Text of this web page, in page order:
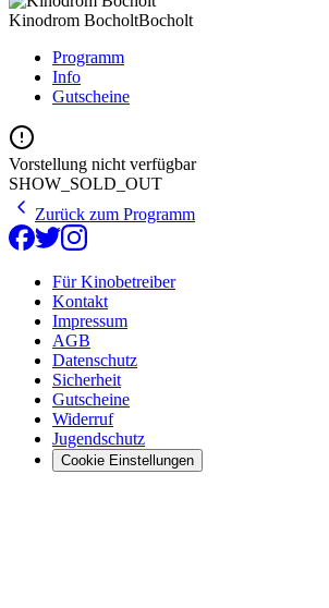
Kinodrom BocholtBocholt
Programm
Info
Gutscheine
Vorstellung nicht verfügbar
SHOW_SOLD_OUT
Zurück zum Programm
Für Kinobetreiber
Kontakt
Impressum
AGB
Datenschutz
Sicherheit
Gutscheine
Widerruf
Jugendschutz
Cookie Einstellungen